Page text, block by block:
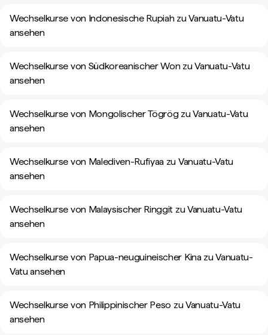
Wechselkurse von Indonesische Rupiah zu Vanuatu-Vatu
ansehen
Wechselkurse von Südkoreanischer Won zu Vanuatu-Vatu
ansehen
Wechselkurse von Mongolischer Tögrög zu Vanuatu-Vatu
ansehen
Wechselkurse von Malediven-Rufiyaa zu Vanuatu-Vatu
ansehen
Wechselkurse von Malaysischer Ringgit zu Vanuatu-Vatu
ansehen
Wechselkurse von Papua-neuguineischer Kina zu Vanuatu-
Vatu ansehen
Wechselkurse von Philippinischer Peso zu Vanuatu-Vatu
ansehen